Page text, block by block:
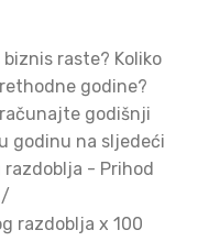
biznis raste? Koliko
godine?
godišnji
godinu na sljedeći
- Prihod
/
razdoblja x 100